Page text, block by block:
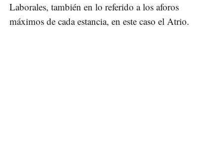
Laborales, también en lo referido a los aforos
máximos de cada estancia, en este caso el Atrio.